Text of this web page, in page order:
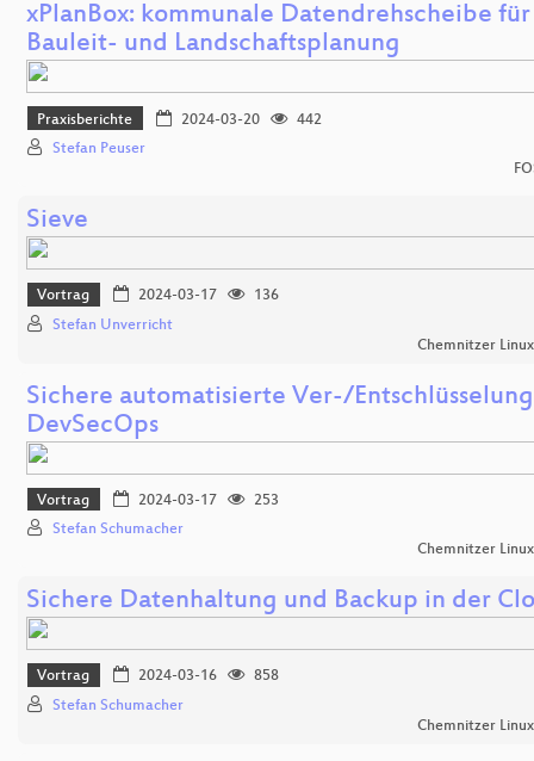
xPlanBox: kommunale Datendrehscheibe
Bauleit- und Landschaftsplanung
Praxisberichte 2024-03-20
442
Stefan Peuser
Sieve
Vortrag 2024-03-17
136
Stefan Unverricht
Chemnitzer
Sichere automatisierte Ver-/
DevSecOps
Vortrag 2024-03-17
253
Stefan Schumacher
Chemnitzer
Sichere Datenhaltung und Backup in der
Vortrag 2024-03-16
858
Stefan Schumacher
Chemnitzer